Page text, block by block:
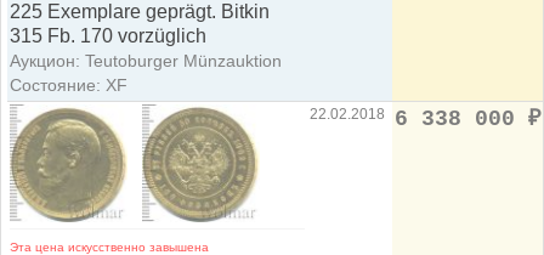
225 Exemplare geprägt. Bitkin
315 Fb. 170 vorzüglich
Аукцион: Teutoburger Münzauktion
Состояние: XF
Эта цена искусственно завышена
22.02.2018 6 338 000 ₽